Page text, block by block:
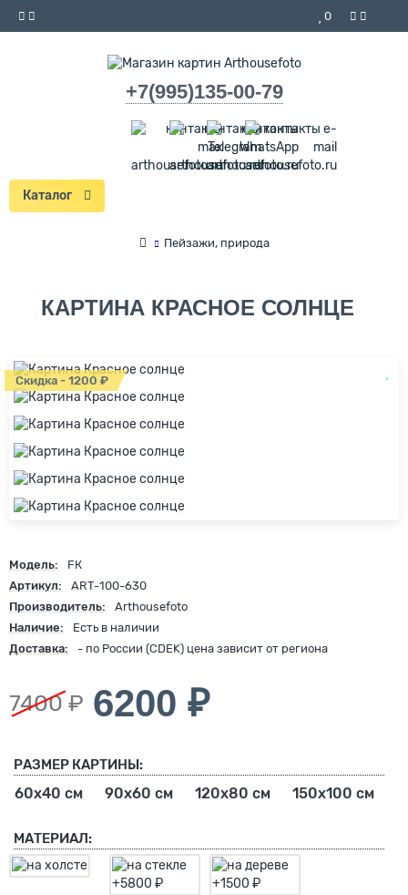
0
+7(995)135-00-79
Каталог
Пейзажи, природа
КАРТИНА КРАСНОЕ СОЛНЦЕ
Скидка - 1200 ₽
Модель:
FК
Артикул:
ART-100-630
Производитель:
Arthousefoto
Наличие:
Есть в наличии
Доставка:
- по России (CDEK) цена зависит от региона
7400 ₽ 6200 ₽
РАЗМЕР КАРТИНЫ:
60х40 см 90х60 см 120х80 см 150х100 см
МАТЕРИАЛ: